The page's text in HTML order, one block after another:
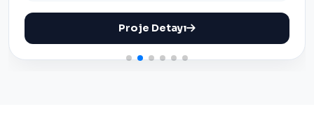
Proje Detayı